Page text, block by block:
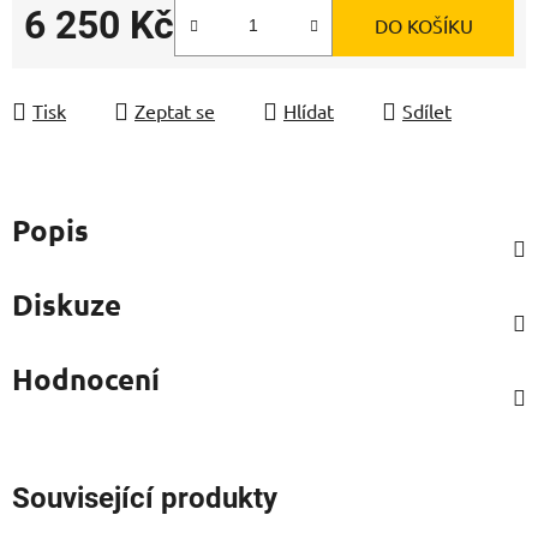
6 250 Kč DO KOŠÍKU
Tisk Zeptat se Hlídat Sdílet
Popis
Diskuze
Hodnocení
Související produkty